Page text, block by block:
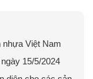
nhựa Việt Nam
15/5/2024